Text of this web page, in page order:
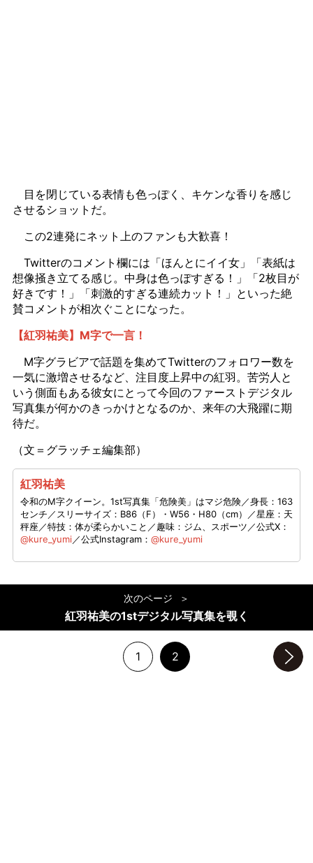
目を閉じている表情も色っぽく、キケンな香りを感じ
させるショットだ。
この2連発にネット上のファンも大歓喜！
Twitterのコメント欄には「ほんとにイイ女」「表紙は
想像掻き立てる感じ。中身は色っぽすぎる！」「2枚目が
好きです！」「刺激的すぎる連続カット！」といった絶
賛コメントが相次ぐことになった。
【紅羽祐美】M字で一言！
M字グラビアで話題を集めてTwitterのフォロワー数を
一気に激増させるなど、注目度上昇中の紅羽。苦労人と
いう側面もある彼女にとって今回のファーストデジタル
写真集が何かのきっかけとなるのか、来年の大飛躍に期
待だ。
（文＝グラッチェ編集部）
紅羽祐美
令和のM字クイーン。1st写真集「危険美」はマジ危険／身長：163
センチ／スリーサイズ：B86（F）・W56・H80（cm）／星座：天
秤座／特技：体が柔らかいこと／趣味：ジム、スポーツ／公式X：
@kure_yumi／公式Instagram： @kure_yumi
次のページ
紅羽祐美の1stデジタル写真集を覗く
1 2